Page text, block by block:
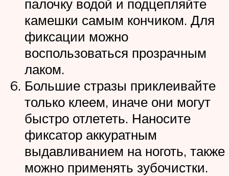
палочку водой и подцепляйте
камешки самым кончиком. Для
фиксации можно
воспользоваться прозрачным
лаком.
Большие стразы приклеивайте
только клеем, иначе они могут
быстро отлететь. Наносите
фиксатор аккуратным
выдавливанием на ноготь, также
можно применять зубочистки.